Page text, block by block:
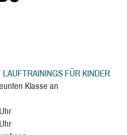
FÜR KINDER
Klasse an